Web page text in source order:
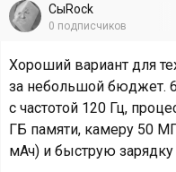
СыRock
0 подписчиков
Хороший вариант для
за небольшой бюджет.
с частотой 120 Гц,
ГБ памяти, камеру 50
мАч) и быструю зарядку